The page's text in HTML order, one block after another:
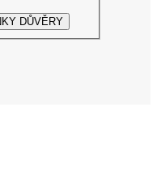
DŮVĚRY